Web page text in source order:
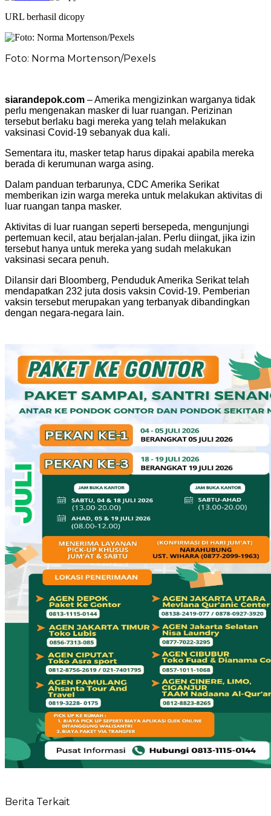
URL berhasil dicopy
Foto: Norma Mortenson/Pexels
siarandepok.com – Amerika mengizinkan warganya tidak
perlu mengenakan masker di luar ruangan. Perizinan
tersebut berlaku bagi mereka yang telah melakukan
vaksinasi Covid-19 sebanyak dua kali.
Sementara itu, masker tetap harus dipakai apabila mereka
berada di kerumunan warga asing.
Dalam panduan terbarunya, CDC Amerika Serikat
memberikan izin warga mereka untuk melakukan aktivitas di
luar ruangan tanpa masker.
Aktivitas di luar ruangan seperti bersepeda, mengunjungi
pertemuan kecil, atau berjalan-jalan. Perlu diingat, jika izin
tersebut hanya untuk mereka yang sudah melakukan
vaksinasi secara penuh.
Dilansir dari Bloomberg, Penduduk Amerika Serikat telah
mendapatkan 232 juta dosis vaksin Covid-19. Pemberian
vaksin tersebut merupakan yang terbanyak dibandingkan
dengan negara-negara lain.
Berita Terkait